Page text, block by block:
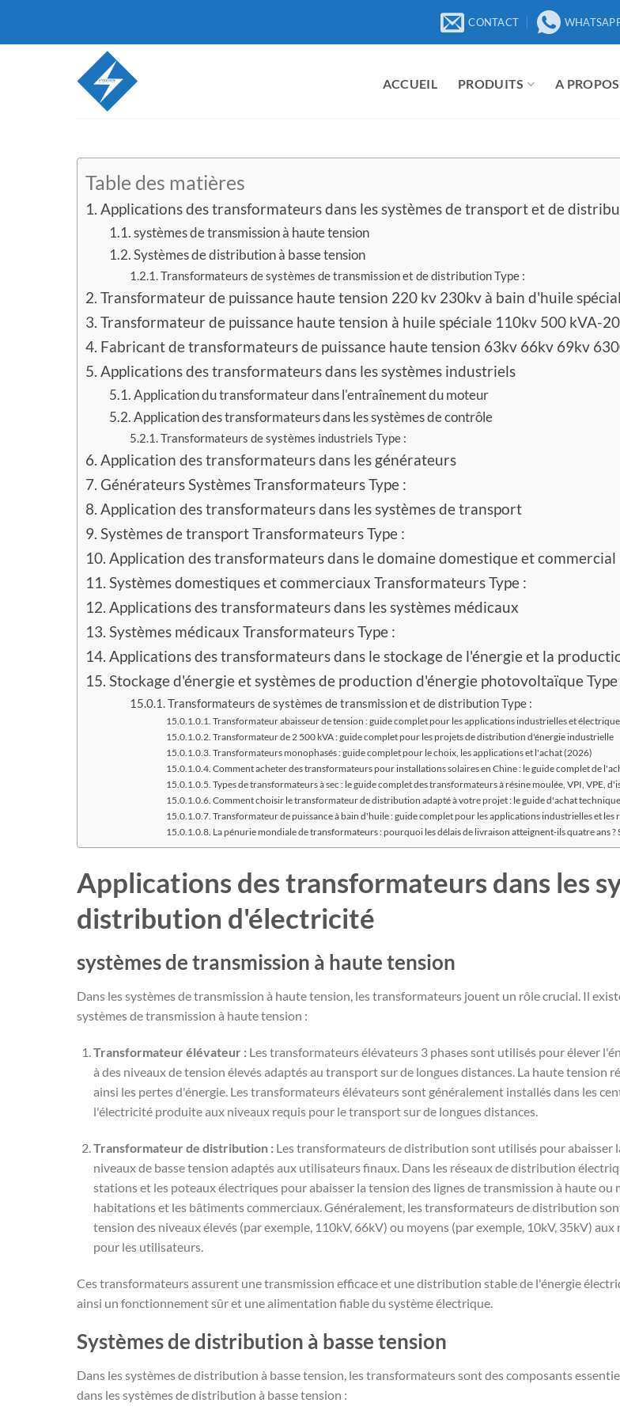
contenu
CONTACT
ACCUEIL PRODUITS A
Table des matières
Applications des transformateurs dans les systèmes de transport et de
systèmes de transmission à haute tension
Systèmes de distribution à basse tension
Transformateurs de systèmes de transmission et de distribution Type :
Transformateur de puissance haute tension 220 kv 230kv à bain d'huile spécial
Transformateur de puissance haute tension à huile spéciale 110kv 500 kVA-
Fabricant de transformateurs de puissance haute tension 63kv 66kv 69kv
Applications des transformateurs dans les systèmes industriels
Application du transformateur dans l'entraînement du moteur
Application des transformateurs dans les systèmes de contrôle
Transformateurs de systèmes industriels Type :
Application des transformateurs dans les générateurs
Générateurs Systèmes Transformateurs Type :
Application des transformateurs dans les systèmes de transport
Systèmes de transport Transformateurs Type :
Application des transformateurs dans le domaine domestique et commercial
Systèmes domestiques et commerciaux Transformateurs Type :
Applications des transformateurs dans les systèmes médicaux
Systèmes médicaux Transformateurs Type :
Applications des transformateurs dans le stockage de l'énergie et la
Stockage d'énergie et systèmes de production d'énergie photovoltaïque
Transformateurs de systèmes de transmission et de distribution Type :
Transformateur abaisseur de tension : guide complet pour les applications industrielles et
Transformateur de 2 500 kVA : guide complet pour les projets de distribution d'énergie industrielle
Transformateurs monophasés : guide complet pour le choix, les applications et l'achat (2026)
Comment acheter des transformateurs pour installations solaires en Chine : le guide complet de
Types de transformateurs à sec : le guide complet des transformateurs à résine moulée, VPI, VPE,
Comment choisir le transformateur de distribution adapté à votre projet : le guide d'achat
Transformateur de puissance à bain d'huile : guide complet pour les applications industrielles et les
La pénurie mondiale de transformateurs : pourquoi les délais de livraison atteignent-ils quatre ans ?
Applications des transformateurs dans les
distribution d'électricité
systèmes de transmission à haute tension
Dans les systèmes de transmission à haute tension, les transformateurs jouent un rôle crucial. Il
systèmes de transmission à haute tension :
Transformateur élévateur :Les transformateurs élévateurs 3 phases sont utilisés pour élever
à des niveaux de tension élevés adaptés au transport sur de longues distances. La haute
ainsi les pertes d'énergie. Les transformateurs élévateurs sont généralement installés dans les
l'électricité produite aux niveaux requis pour le transport sur de longues distances.
Transformateur de distribution :Les transformateurs de distribution sont utilisés pour abaisser
niveaux de basse tension adaptés aux utilisateurs finaux. Dans les réseaux de distribution
stations et les poteaux électriques pour abaisser la tension des lignes de transmission à haute
habitations et les bâtiments commerciaux. Généralement, les transformateurs de distribution
tension des niveaux élevés (par exemple, 110kV, 66kV) ou moyens (par exemple, 10kV, 35kV)
pour les utilisateurs.
Ces transformateurs assurent une transmission efficace et une distribution stable de l'énergie
ainsi un fonctionnement sûr et une alimentation fiable du système électrique.
Systèmes de distribution à basse tension
Dans les systèmes de distribution à basse tension, les transformateurs sont des composants
dans les systèmes de distribution à basse tension :